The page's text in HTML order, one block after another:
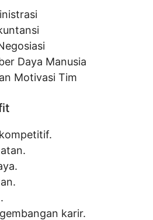
Daya Manusia
Motivasi Tim
karir.